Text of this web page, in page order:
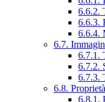
6.6.2.
6.6.3.
6.6.4.
6.7.
6.7.1.
6.7.2.
6.7.3.
6.8.
6.8.1.